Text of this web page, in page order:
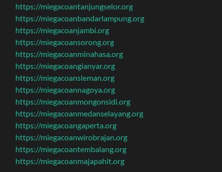
https://miegacoantanjungselor.org
https://miegacoanbandarlampung.org
https://miegacoanjambi.org
https://miegacoansorong.org
https://miegacoanminahasa.org
https://miegacoangianyar.org
https://miegacoansleman.org
https://miegacoannagoya.org
https://miegacoanmongonsidi.org
https://miegacoanmedanselayang.org
https://miegacoangaperta.org
https://miegacoanwirobrajan.org
https://miegacoantembalang.org
https://miegacoanmajapahit.org